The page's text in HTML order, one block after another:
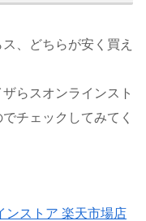
、どちらが安く買え
らスオンラインスト
チェックしてみてく
ンストア 楽天市場店